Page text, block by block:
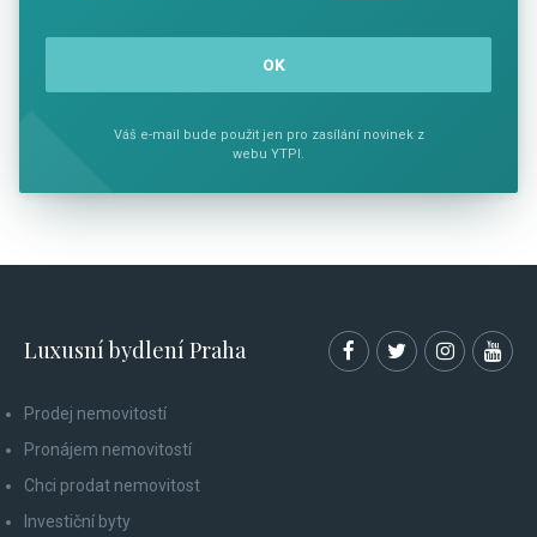
Váš e-mail bude použit jen pro zasílání novinek z
webu YTPI.
Luxusní bydlení Praha
Prodej nemovitostí
Pronájem nemovitostí
Chci prodat nemovitost
Investiční byty